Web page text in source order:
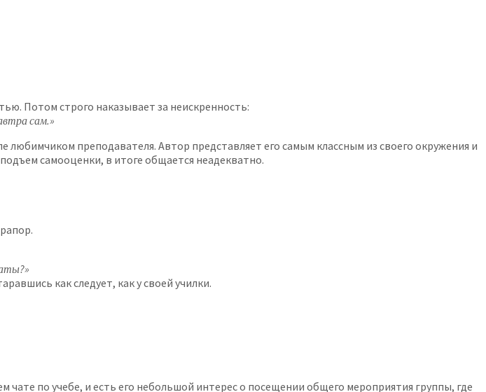
Потом строго наказывает за неискренность:
сам.»
преподавателя. Автор представляет его самым классным из своего окружения и
самооценки, в итоге общается неадекватно.
как следует, как у своей училки.
по учебе, и есть его небольшой интерес о посещении общего мероприятия группы, где